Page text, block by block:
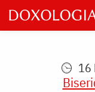
Skip
to
main
16